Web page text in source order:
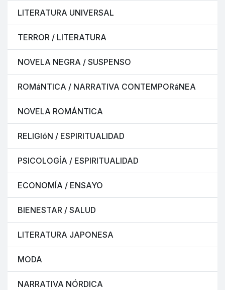
LITERATURA UNIVERSAL
TERROR / LITERATURA
NOVELA NEGRA / SUSPENSO
ROMáNTICA / NARRATIVA CONTEMPORáNEA
NOVELA ROMÁNTICA
RELIGIóN / ESPIRITUALIDAD
PSICOLOGÍA / ESPIRITUALIDAD
ECONOMÍA / ENSAYO
BIENESTAR / SALUD
LITERATURA JAPONESA
MODA
NARRATIVA NÓRDICA